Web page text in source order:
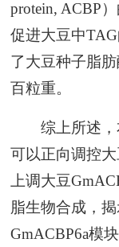
protein, ACBP
促进大豆中
了大豆种子脂
百粒重。
综上所述
可以正向调控
上调大豆
脂生物合成，
GmACBP6a模